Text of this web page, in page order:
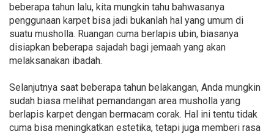
beberapa tahun lalu, kita mungkin tahu bahwasanya
penggunaan karpet bisa jadi bukanlah hal yang umum di
suatu musholla. Ruangan cuma berlapis ubin, biasanya
disiapkan beberapa sajadah bagi jemaah yang akan
melaksanakan ibadah.
Selanjutnya saat beberapa tahun belakangan, Anda mungkin
sudah biasa melihat pemandangan area musholla yang
berlapis karpet dengan bermacam corak. Hal ini tentu tidak
cuma bisa meningkatkan estetika, tetapi juga memberi rasa